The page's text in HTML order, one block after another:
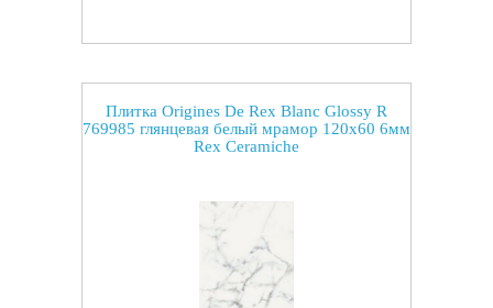
Плитка Origines De Rex Blanc Glossy R
769985 глянцевая белый мрамор 120x60 6мм
Rex Ceramiche